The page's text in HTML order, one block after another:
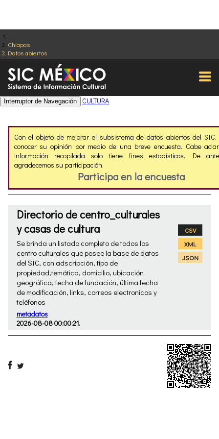
Chiapas
Datos abiertos
Interruptor de Navegación CULTURA
Con el objeto de mejorar el subsistema de datos abiertos del SIC,
conocer su opinión por medio de una breve encuesta. Cabe
información recopilada solo tiene fines estadísticos. De
agradecemos su participación.
Participa en la encuesta
Directorio de centro_culturales
y casas de cultura
Se brinda un listado completo de todos los
centro culturales que posee la base de datos
del SIC, con adscripción, tipo de
propiedad,temática, domicilio, ubicación
geográfica, fecha de fundación, última fecha
de modificación, links, correos electronicos y
teléfonos
metadatos
2026-08-08 00:00:21.
CSV
XML
JSON